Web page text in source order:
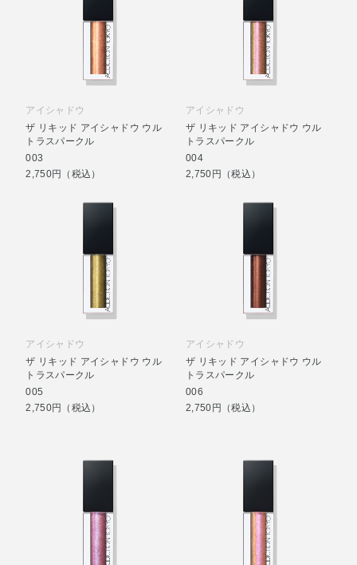
アイシャドウ
ザ リキッド アイシャドウ ウル
トラスパークル
003
2,750円（税込）
アイシャドウ
ザ リキッド アイシャドウ ウル
トラスパークル
004
2,750円（税込）
アイシャドウ
ザ リキッド アイシャドウ ウル
トラスパークル
005
2,750円（税込）
アイシャドウ
ザ リキッド アイシャドウ ウル
トラスパークル
006
2,750円（税込）